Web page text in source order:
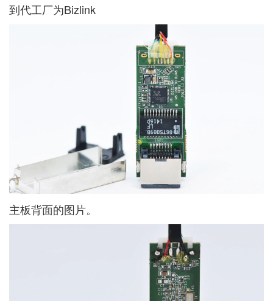
到代工厂为Bizlink
主板背面的图片。